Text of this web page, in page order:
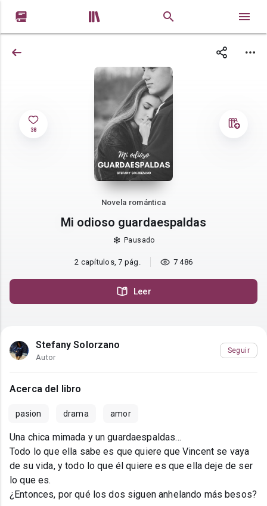
 
38
Novela romántica
Mi odioso guardaespaldas
Pausado
2 capítulos, 7 pág. 7 486
Leer
Stefany Solorzano
Autor
Seguir
Acerca del libro
pasion drama amor
Una chica mimada y un guardaespaldas...
Todo lo que ella sabe es que quiere que Vincent se vaya
de su vida, y todo lo que él quiere es que ella deje de ser
lo que es.
¿Entonces, por qué los dos siguen anhelando más besos?